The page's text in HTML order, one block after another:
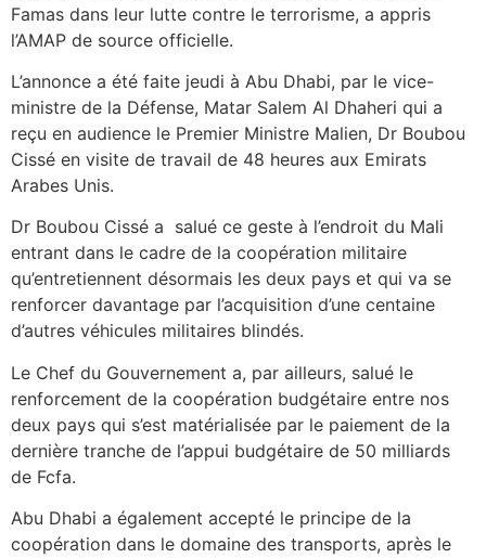
Famas dans leur lutte contre le terrorisme, a appris
l’AMAP de source officielle.
L’annonce a été faite jeudi à Abu Dhabi, par le vice-
ministre de la Défense, Matar Salem Al Dhaheri qui a
reçu en audience le Premier Ministre Malien, Dr Boubou
Cissé en visite de travail de 48 heures aux Emirats
Arabes Unis.
Dr Boubou Cissé a salué ce geste à l’endroit du Mali
entrant dans le cadre de la coopération militaire
qu’entretiennent désormais les deux pays et qui va se
renforcer davantage par l’acquisition d’une centaine
d’autres véhicules militaires blindés.
Le Chef du Gouvernement a, par ailleurs, salué le
renforcement de la coopération budgétaire entre nos
deux pays qui s’est matérialisée par le paiement de la
dernière tranche de l’appui budgétaire de 50 milliards
de Fcfa.
Abu Dhabi a également accepté le principe de la
coopération dans le domaine des transports, après le